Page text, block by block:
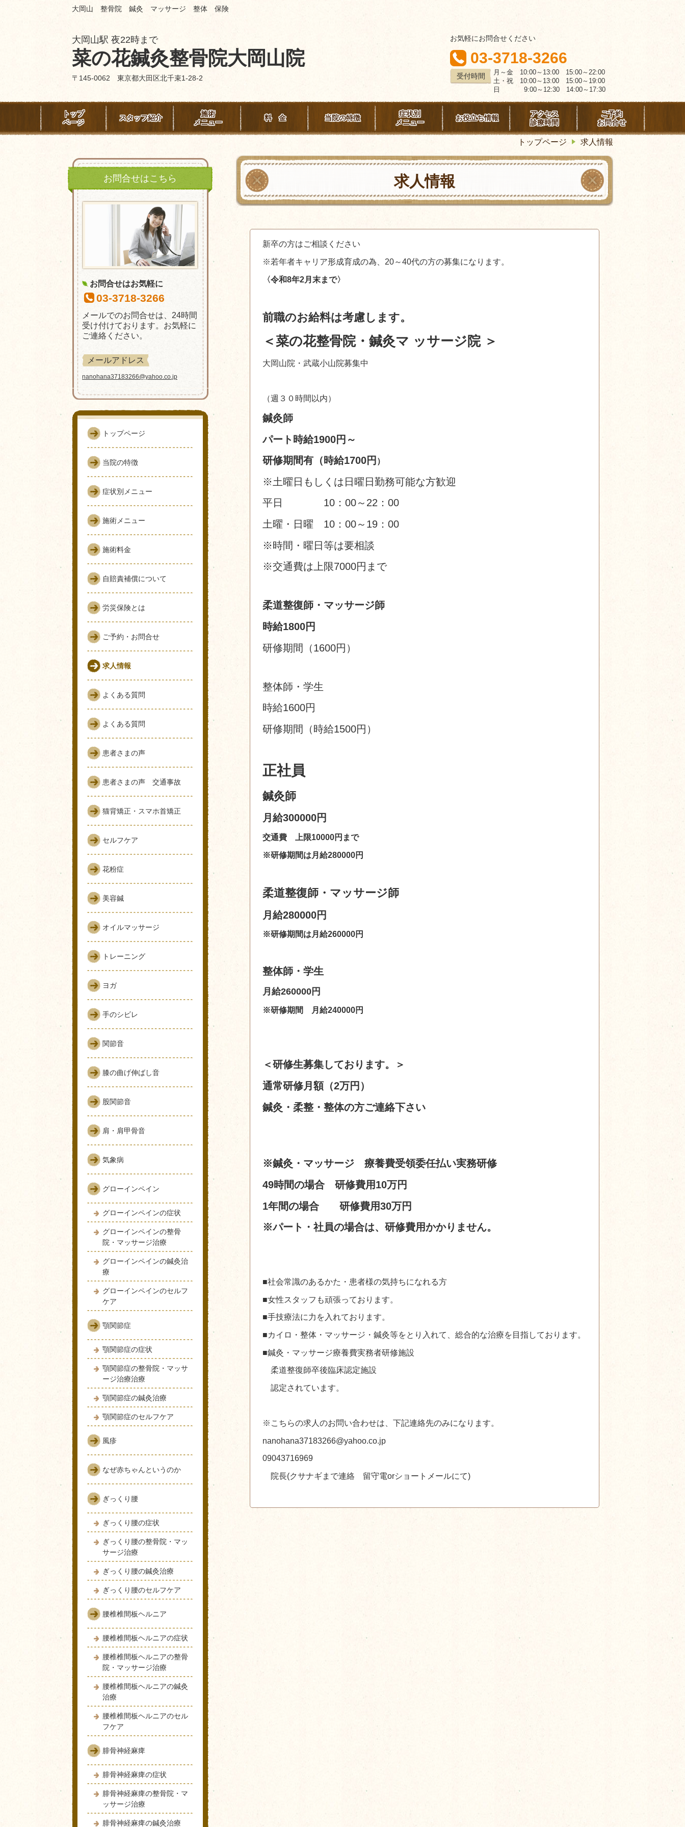
大岡山 整骨院 鍼灸 マッサージ 整体 保険
大岡山駅 夜22時まで
菜の花鍼灸整骨院大岡山院
〒145-0062 東京都大田区北千束1-28-2
お気軽にお問合せください
03-3718-3266
受付時間
月～金 10:00～13:00 15:00～22:00
土・祝 10:00～13:00 15:00～19:00
日 9:00～12:30 14:00～17:30
トップ
ページ
スタッフ紹介
施術
メニュー
料 金 当院の特徴
症状別
メニュー
お役立ち情報
アクセス
診療時間
ご予約
お問合せ
トップページ 求人情報
求人情報
新卒の方はご相談ください
※若年者キャリア形成育成の為、20～40代の方の募集になります。
〈令和8年2月末まで〉
前職のお給料は考慮します。
＜菜の花整骨院・鍼灸マ ッサージ院 ＞
大岡山院・武蔵小山院募集中
（週３０時間以内）
鍼灸師
パート時給1900円～
研修期間有（時給1700円 ）
※土曜日もしくは日曜日勤務可能な方歓迎
平日 10：00～22：00
土曜・日曜 10：00～19：00
※時間・曜日等は要相談
※交通費は上限7000円まで
柔道整復師・マッサージ師
時給1800円
研修期間（1600円）
整体師・学生
時給1600円
研修期間（時給1500円）
正社員
鍼灸師
月給300000円
交通費 上限10000円まで
※研修期間は月給280000円
柔道整復師・マッサージ師
月給280000円
※研修期間は月給260000円
整体師・学生
月給260000円
※研修期間 月給240000円
＜研修生募集しております。＞
通常研修月額（2万円）
鍼灸・柔整・整体の方ご連絡下さい
※鍼灸・マッサージ 療養費受領委任払い実務研修
49時間の場合 研修費用10万円
1年間の場合 研修費用30万円
※パート・社員の場合は、研修費用かかりません。
■社会常識のあるかた・患者様の気持ちになれる方
■女性スタッフも頑張っております。
■手技療法に力を入れております。
■カイロ・整体・マッサージ・鍼灸等をとり入れて、総合的な治療を目指しております。
■鍼灸・マッサージ療養費実務者研修施設
柔道整復師卒後臨床認定施設
認定されています。
※こちらの求人のお問い合わせは、下記連絡先のみになります。
nanohana37183266@yahoo.co.jp
09043716969
院長(クサナギまで連絡 留守電orショートメールにて)
お問合せはこちら
お問合せはお気軽に
03-3718-3266
メールでのお問合せは、24時間
受け付けております。お気軽に
ご連絡ください。
メールアドレス
nanohana37183266@yahoo.co.jp
トップページ
当院の特徴
症状別メニュー
施術メニュー
施術料金
自賠責補償について
労災保険とは
ご予約・お問合せ
求人情報
よくある質問
よくある質問
患者さまの声
患者さまの声 交通事故
猫背矯正・スマホ首矯正
セルフケア
花粉症
美容鍼
オイルマッサージ
トレーニング
ヨガ
手のシビレ
関節音
膝の曲げ伸ばし音
股関節音
肩・肩甲骨音
気象病
グローインペイン
グローインペインの症状
グローインペインの整骨
院・マッサージ治療
グローインペインの鍼灸治
療
グローインペインのセルフ
ケア
顎関節症
顎関節症の症状
顎関節症の整骨院・マッサ
ージ治療治療
顎関節症の鍼灸治療
顎関節症のセルフケア
風疹
なぜ赤ちゃんというのか
ぎっくり腰
ぎっくり腰の症状
ぎっくり腰の整骨院・マッ
サージ治療
ぎっくり腰の鍼灸治療
ぎっくり腰のセルフケア
腰椎椎間板ヘルニア
腰椎椎間板ヘルニアの症状
腰椎椎間板ヘルニアの整骨
院・マッサージ治療
腰椎椎間板ヘルニアの鍼灸
治療
腰椎椎間板ヘルニアのセル
フケア
腓骨神経麻痺
腓骨神経麻痺の症状
腓骨神経麻痺の整骨院・マ
ッサージ治療
腓骨神経麻痺の鍼灸治療